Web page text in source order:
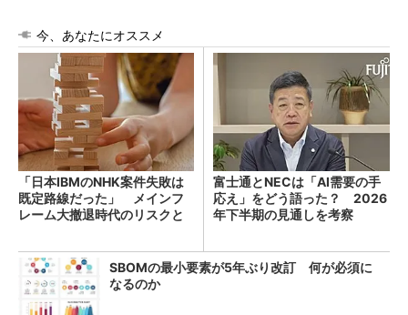
今、あなたにオススメ
「日本IBMのNHK案件失敗は
既定路線だった」 メインフ
レーム大撤退時代のリスクと
富士通とNECは「AI需要の手
応え」をどう語った？ 2026
年下半期の見通しを考察
SBOMの最小要素が5年ぶり改訂 何が必須に
なるのか